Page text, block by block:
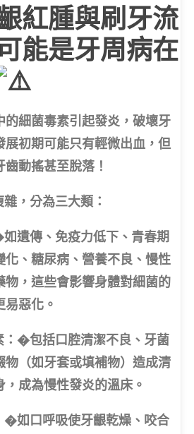
紅腫與刷牙流
能是牙周病在
的細菌毒素引起發炎，破壞牙
展初期可能只有輕微出血，但
動搖甚至脫落！
，分為三大類：
遺傳、免疫力低下、青春期
化、糖尿病、營養不良、慢性
物，這些會影響身體對細菌的
惡化。
：�包括口腔清潔不良、牙菌
物（如牙套或填補物）造成清
成為慢性發炎的溫床。
�如口呼吸使牙齦乾燥、咬合